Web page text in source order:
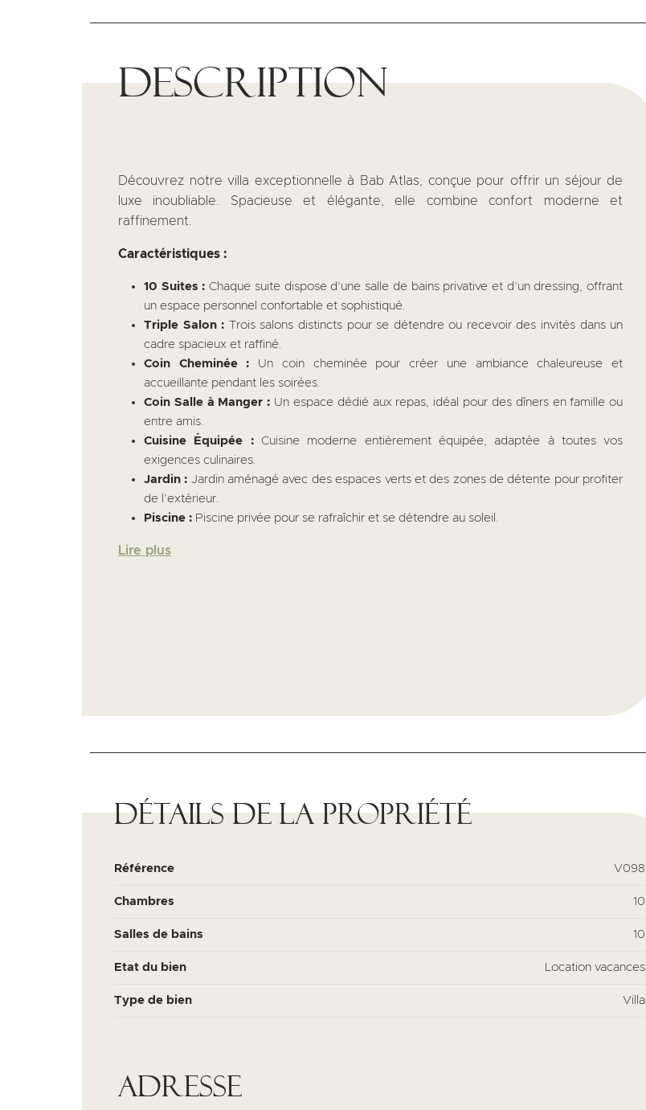
Description
Découvrez notre villa exceptionnelle à Bab Atlas, conçue pour offrir un séjour de
luxe inoubliable. Spacieuse et élégante, elle combine confort moderne et
raffinement.
Caractéristiques :
10 Suites : Chaque suite dispose d’une salle de bains privative et d’un dressing, offrant
un espace personnel confortable et sophistiqué.
Triple Salon : Trois salons distincts pour se détendre ou recevoir des invités dans un
cadre spacieux et raffiné.
Coin Cheminée : Un coin cheminée pour créer une ambiance chaleureuse et
accueillante pendant les soirées.
Coin Salle à Manger : Un espace dédié aux repas, idéal pour des dîners en famille ou
entre amis.
Cuisine Équipée :Cuisine moderne entièrement équipée, adaptée à toutes vos
exigences culinaires.
Jardin : Jardin aménagé avec des espaces verts et des zones de détente pour profiter
de l’extérieur.
Piscine : Piscine privée pour se rafraîchir et se détendre au soleil.
Lire plus
Détails de la propriété
Référence V098
Chambres 10
Salles de bains 10
Etat du bien Location vacances
Type de bien Villa
Adresse